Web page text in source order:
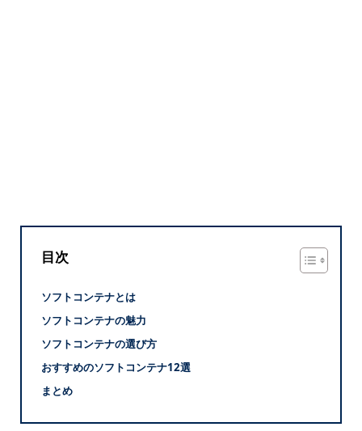
目次
ソフトコンテナとは
ソフトコンテナの魅力
ソフトコンテナの選び方
おすすめのソフトコンテナ12選
まとめ